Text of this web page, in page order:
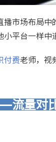
播市场布局
平台一样中
付费老师，视
流量对